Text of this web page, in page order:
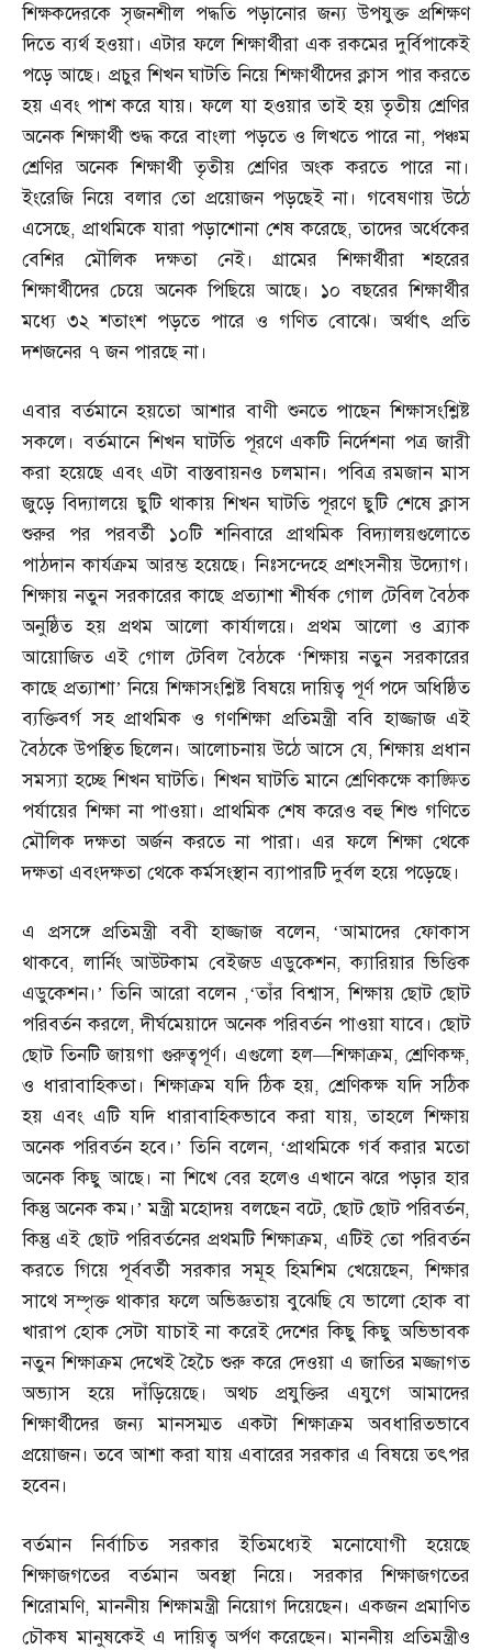
শিক্ষকদেরকে সৃজনশীল পদ্ধতি পড়ানোর জন্য উপযুক্ত প্রশিক্ষণ
দিতে ব্যর্থ হওয়া। এটার ফলে শিক্ষার্থীরা এক রকমের দুর্বিপাকেই
পড়ে আছে। প্রচুর শিখন ঘাটতি নিয়ে শিক্ষার্থীদের ক্লাস পার করতে
হয় এবং পাশ করে যায়। ফলে যা হওয়ার তাই হয় তৃতীয় শ্রেণির
অনেক শিক্ষার্থী শুদ্ধ করে বাংলা পড়তে ও লিখতে পারে না, পঞ্চম
শ্রেণির অনেক শিক্ষার্থী তৃতীয় শ্রেণির অংক করতে পারে না।
ইংরেজি নিয়ে বলার তো প্রয়োজন পড়ছেই না। গবেষণায় উঠে
এসেছে, প্রাথমিকে যারা পড়াশোনা শেষ করেছে,তাদের অর্ধেকের
বেশির মৌলিক দক্ষতা নেই। গ্রামের শিক্ষার্থীরা শহরের
শিক্ষার্থীদের চেয়ে অনেক পিছিয়ে আছে। ১০ বছরের শিক্ষার্থীর
মধ্যে ৩২ শতাংশ পড়তে পারে ও গণিত বোঝে। অর্থাৎ প্রতি
দশজনের ৭ জন পারছে না।
এবার বর্তমানে হয়তো আশার বাণী শুনতে পাছেন শিক্ষাসংশ্লিষ্ট
সকলে। বর্তমানে শিখন ঘাটতি পূরণে একটি নির্দেশনা পত্র জারী
করা হয়েছে এবং এটা বাস্তবায়নও চলমান। পবিত্র রমজান মাস
জুড়ে বিদ্যালয়ে ছুটি থাকায় শিখন ঘাটতি পূরণে ছুটি শেষে ক্লাস
শুরুর পর পরবর্তী ১০টি শনিবারে প্রাথমিক বিদ্যালয়গুলোতে
পাঠদান কার্যক্রম আরম্ভ হয়েছে। নিঃসন্দেহে প্রশংসনীয় উদ্যোগ।
শিক্ষায় নতুন সরকারের কাছে প্রত্যাশা শীর্ষক গোল টেবিল বৈঠক
অনুষ্ঠিত হয় প্রথম আলো কার্যালয়ে। প্রথম আলো ও ব্র্যাক
আয়োজিত এই গোল টেবিল বৈঠকে ‘শিক্ষায় নতুন সরকারের
কাছে প্রত্যাশা’ নিয়ে শিক্ষাসংশ্লিষ্ট বিষয়ে দায়িত্ব পূর্ণ পদে অধিষ্ঠিত
ব্যক্তিবর্গ সহ প্রাথমিক ও গণশিক্ষা প্রতিমন্ত্রী ববি হাজ্জাজ এই
বৈঠকে উপস্থিত ছিলেন। আলোচনায় উঠে আসে যে,শিক্ষায় প্রধান
সমস্যা হচ্ছে শিখন ঘাটতি। শিখন ঘাটতি মানে শ্রেণিকক্ষে কাঙ্ক্ষিত
পর্যায়ের শিক্ষা না পাওয়া। প্রাথমিক শেষ করেও বহু শিশু গণিতে
মৌলিক দক্ষতা অর্জন করতে না পারা। এর ফলে শিক্ষা থেকে
দক্ষতা এবংদক্ষতা থেকে কর্মসংস্থান ব্যাপারটি দুর্বল হয়ে পড়েছে।
এ প্রসঙ্গে প্রতিমন্ত্রী ববী হাজ্জাজ বলেন, ‘আমাদের ফোকাস
থাকবে,লার্নিং আউটকাম বেইজড এডুকেশন,ক্যারিয়ার ভিত্তিক
এডুকেশন।’ তিনি আরো বলেন ,‘তাঁর বিশ্বাস,শিক্ষায় ছোট ছোট
পরিবর্তন করলে,দীর্ঘমেয়াদে অনেক পরিবর্তন পাওয়া যাবে। ছোট
ছোট তিনটি জায়গা গুরুত্বপূর্ণ। এগুলো হল—শিক্ষাক্রম, শ্রেণিকক্ষ,
ও ধারাবাহিকতা। শিক্ষাক্রম যদি ঠিক হয়,শ্রেণিকক্ষ যদি সঠিক
হয় এবং এটি যদি ধারাবাহিকভাবে করা যায়,তাহলে শিক্ষায়
অনেক পরিবর্তন হবে।’ তিনি বলেন, ‘প্রাথমিকে গর্ব করার মতো
অনেক কিছু আছে। না শিখে বের হলেও এখানে ঝরে পড়ার হার
কিন্তু অনেক কম।’ মন্ত্রী মহোদয় বলছেন বটে, ছোট ছোট পরিবর্তন,
কিন্তু এই ছোট পরিবর্তনের প্রথমটি শিক্ষাক্রম, এটিই তো পরিবর্তন
করতে গিয়ে পূর্ববর্তী সরকার সমূহ হিমশিম খেয়েছেন,শিক্ষার
সাথে সম্পৃক্ত থাকার ফলে অভিজ্ঞতায় বুঝেছি যে ভালো হোক বা
খারাপ হোক সেটা যাচাই না করেই দেশের কিছু কিছু অভিভাবক
নতুন শিক্ষাক্রম দেখেই হৈচৈ শুরু করে দেওয়া এ জাতির মজ্জাগত
অভ্যাস হয়ে দাঁড়িয়েছে। অথচ প্রযুক্তির এযুগে আমাদের
শিক্ষার্থীদের জন্য মানসম্মত একটা শিক্ষাক্রম অবধারিতভাবে
প্রয়োজন। তবে আশা করা যায় এবারের সরকার এ বিষয়ে তৎপর
হবেন।
বর্তমান নির্বাচিত সরকার ইতিমধ্যেই মনোযোগী হয়েছে
শিক্ষাজগতের বর্তমান অবস্থা নিয়ে। সরকার শিক্ষাজগতের
শিরোমণি,মাননীয় শিক্ষামন্ত্রী নিয়োগ দিয়েছেন। একজন প্রমাণিত
চৌকষ মানুষকেই এ দায়িত্ব অর্পণ করেছেন। মাননীয় প্রতিমন্ত্রীও